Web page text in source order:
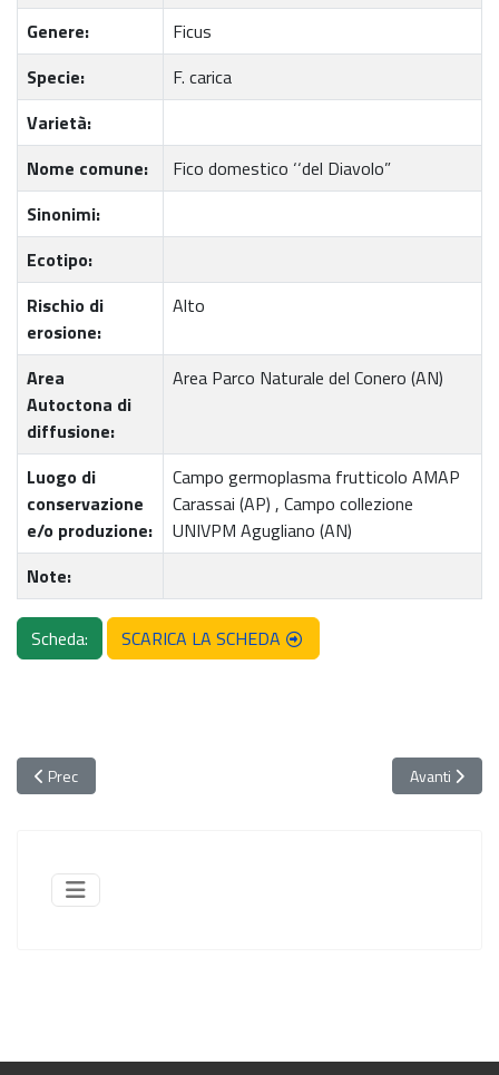
Genere:
Ficus
Specie:
F. carica
Varietà:
Nome comune:
Fico domestico ‘‘del Diavolo”
Sinonimi:
Ecotipo:
Rischio di
erosione:
Alto
Area
Autoctona di
diffusione:
Area Parco Naturale del Conero (AN)
Luogo di
conservazione
e/o produzione:
Campo germoplasma frutticolo AMAP
Carassai (AP) , Campo collezione
UNIVPM Agugliano (AN)
Note:
Scheda: SCARICA LA SCHEDA
Articolo precedente: 134. Fico a Pagnotta
Prec Articolo
Avanti